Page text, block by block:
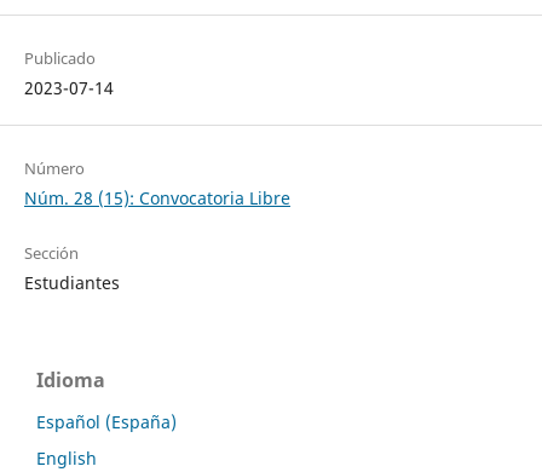
Publicado
2023-07-14
Número
Núm. 28 (15): Convocatoria Libre
Sección
Estudiantes
Idioma
Español (España)
English